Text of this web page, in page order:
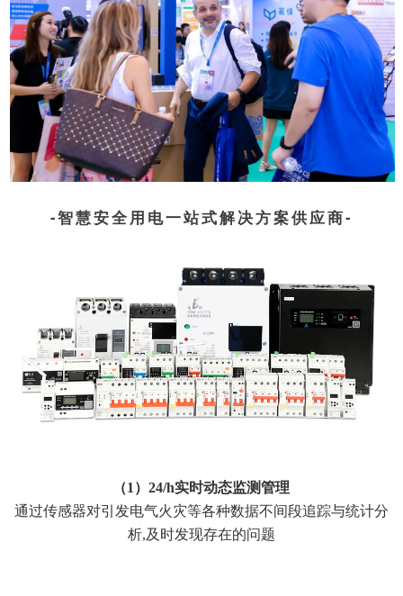
-智慧安全用电一站式解决方案供应商-
（1）24/h实时动态监测管理
通过传感器对引发电气火灾等各种数据不间段追踪与统计分
析,及时发现存在的问题